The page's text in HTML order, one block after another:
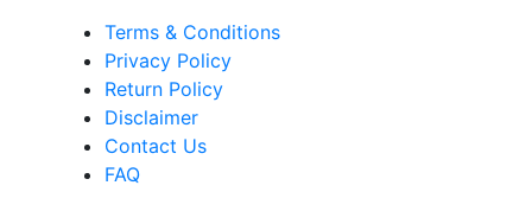
Terms & Conditions
Privacy Policy
Return Policy
Disclaimer
Contact Us
FAQ